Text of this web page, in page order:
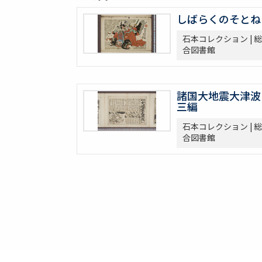
しばらくのそとね
石本コレクション | 総
合図書館
諸国大地震大津波
三編
石本コレクション | 総
合図書館